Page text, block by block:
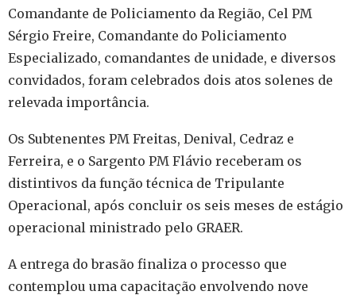
Comandante de Policiamento da Região, Cel PM
Sérgio Freire, Comandante do Policiamento
Especializado, comandantes de unidade, e diversos
convidados, foram celebrados dois atos solenes de
relevada importância.
Os Subtenentes PM Freitas, Denival, Cedraz e
Ferreira, e o Sargento PM Flávio receberam os
distintivos da função técnica de Tripulante
Operacional, após concluir os seis meses de estágio
operacional ministrado pelo GRAER.
A entrega do brasão finaliza o processo que
contemplou uma capacitação envolvendo nove